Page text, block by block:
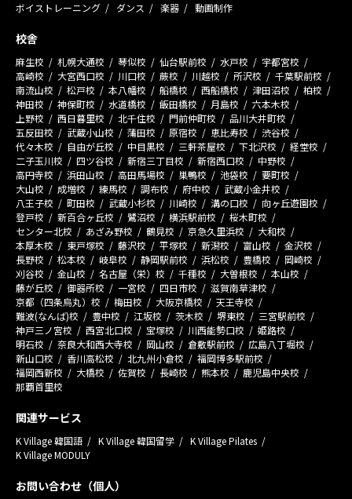
ボイストレーニング ダンス 楽器 動画制作
校舎
麻生校 札幌大通校 琴似校 仙台駅前校 水戸校
宇都宮校
高崎校
大宮西口校 川口校 蕨校 川越校 所沢校
千葉駅前校
南流山校
松戸校 本八幡校 船橋校 西船橋校 津田沼校
柏校
神田校
神保町校 水道橋校 飯田橋校 月島校
六本木校
上野校
西日暮里校 北千住校 門前仲町校
品川大井町校
五反田校
武蔵小山校 蒲田校 原宿校 恵比寿校
渋谷校
代々木校
自由が丘校 中目黒校 三軒茶屋校 下北沢校
経堂校
二子玉川校
四ツ谷校 新宿三丁目校 新宿西口校
中野校
高円寺校
浜田山校 高田馬場校 巣鴨校 池袋校
要町校
大山校
成増校 練馬校 調布校 府中校
武蔵小金井校
八王子校
町田校 武蔵小杉校 川崎校 溝の口校
向ヶ丘遊園校
登戸校
新百合ヶ丘校 鷺沼校 横浜駅前校
桜木町校
センター北校
あざみ野校 鶴見校 京急久里浜校
大和校
本厚木校
東戸塚校 藤沢校 平塚校 新潟校 富山校
金沢校
長野校
松本校 岐阜校 静岡駅前校 浜松校 豊橋校
岡崎校
刈谷校
金山校 名古屋（栄）校 千種校 大曽根校
本山校
藤が丘校
御器所校 一宮校 四日市校
滋賀南草津校
京都（四条烏丸）校
梅田校 大阪京橋校
天王寺校
難波(なんば)校
豊中校 江坂校 茨木校 堺東校
三宮駅前校
神戸三ノ宮校
西宮北口校 宝塚校 川西能勢口校
姫路校
明石校
奈良大和西大寺校 岡山校 倉敷駅前校
広島八丁堀校
新山口校
香川高松校 北九州小倉校
福岡博多駅前校
福岡西新校
大橋校 佐賀校 長崎校 熊本校
鹿児島中央校
那覇首里校
関連サービス
K Village 韓国語 K Village 韓国留学
K Village Pilates
K Village MODULY
お問い合わせ（個人）